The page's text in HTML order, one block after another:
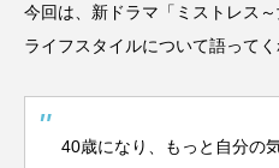
今回は、新ドラマ「ミストレス
ライフスタイルについて語ってく
40歳になり、もっと自分の